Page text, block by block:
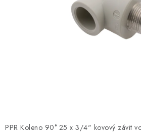
Meranie a regulácia
Filtrovanie a úprava vody
PPR Koleno 90° 25 x 3/4" kovový závit